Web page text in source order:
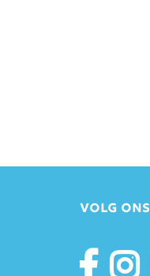
VOLG ONS